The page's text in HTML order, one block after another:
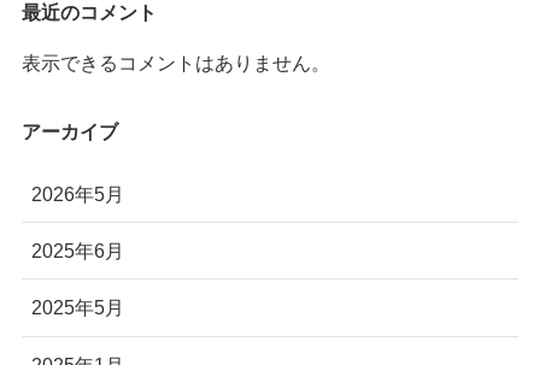
株式会社Autonomy
最近のコメント
表示できるコメントはありません。
アーカイブ
2026年5月
2025年6月
2025年5月